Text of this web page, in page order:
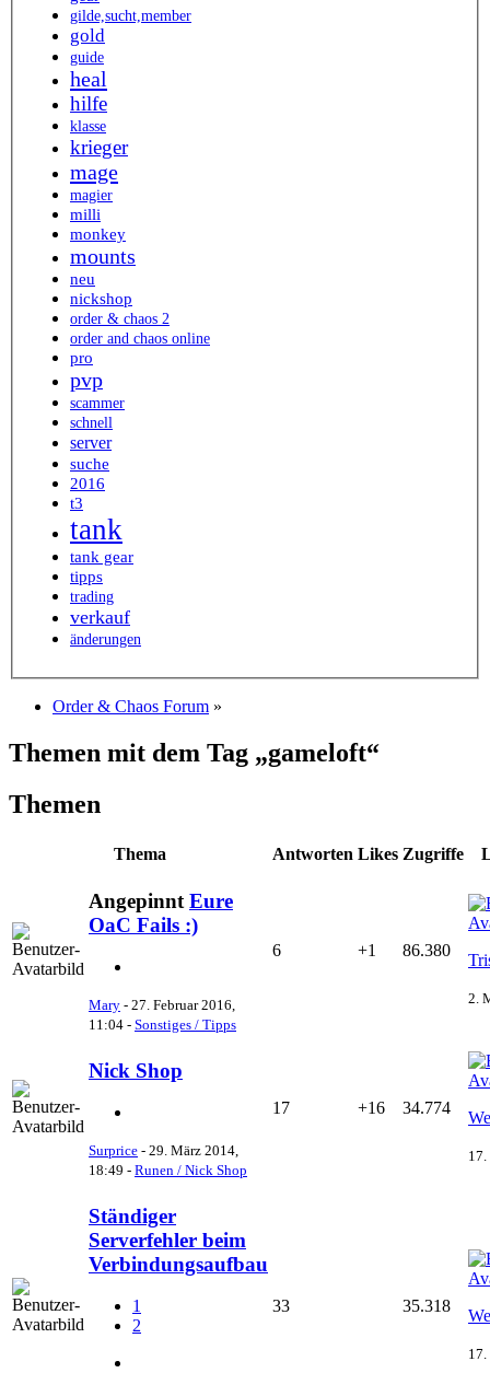
gilde,sucht,member
gold
guide
heal
hilfe
klasse
krieger
mage
magier
milli
monkey
mounts
neu
nickshop
order & chaos 2
order and chaos online
pro
pvp
scammer
schnell
server
suche
2016
t3
tank
tank gear
tipps
trading
verkauf
änderungen
Order & Chaos Forum »
Themen mit dem Tag „gameloft“
Themen
Thema Antworten Likes Zugriffe
Angepinnt Eure
OaC Fails :)
Mary - 27. Februar 2016,
11:04 - Sonstiges / Tipps
6 +1 86.380
2.
Nick Shop
Surprice - 29. März 2014,
18:49 - Runen / Nick Shop
17 +16 34.774
Ständiger
Serverfehler beim
Verbindungsaufbau
1
2
33 35.318